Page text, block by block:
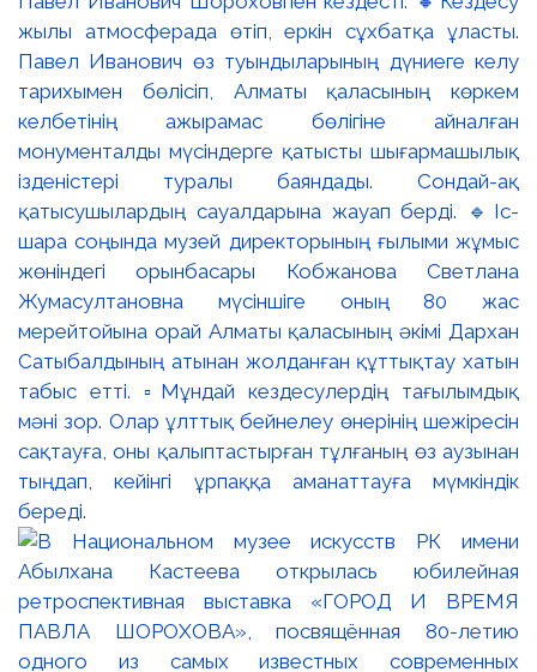
жылы атмосферада өтіп, еркін сұхбатқа ұласты.
Павел Иванович өз туындыларының дүниеге келу
тарихымен бөлісіп, Алматы қаласының көркем
келбетінің ажырамас бөлігіне айналған
монументалды мүсіндерге қатысты шығармашылық
ізденістері туралы баяндады. Сондай-ақ
қатысушылардың сауалдарына жауап берді. 🔹Іс-
шара соңында музей директорының ғылыми жұмыс
жөніндегі орынбасары Кобжанова Светлана
Жумасултановна мүсіншіге оның 80 жас
мерейтойына орай Алматы қаласының әкімі Дархан
Сатыбалдының атынан жолданған құттықтау хатын
табыс етті. ▫️Мұндай кездесулердің тағылымдық
мәні зор. Олар ұлттық бейнелеу өнерінің шежіресін
сақтауға, оны қалыптастырған тұлғаның өз аузынан
тыңдап, кейінгі ұрпаққа аманаттауға мүмкіндік
береді.